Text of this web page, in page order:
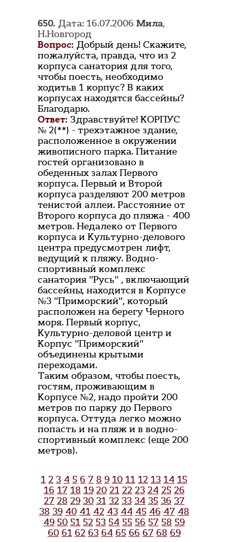
650. Дата: 16.07.2006 Мила,
Н.Новгород
Вопрос: Добрый день! Скажите,
пожалуйста, правда, что из 2
корпуса санатория для того,
чтобы поесть, необходимо
ходитьв 1 корпус? В каких
корпусах находятся бассейны?
Благодарю.
Ответ: Здравствуйте! КОРПУС
№ 2(**) - трехэтажное здание,
расположенное в окружении
живописного парка. Питание
гостей организовано в
обеденных залах Первого
корпуса. Первый и Второй
корпуса разделяют 200 метров
тенистой аллеи. Расстояние от
Второго корпуса до пляжа - 400
метров. Недалеко от Первого
корпуса и Культурно-делового
центра предусмотрен лифт,
ведущий к пляжу. Водно-
спортивный комплекс
санатория "Русь" , включающий
бассейны, находится в Корпусе
№3 "Приморский", который
расположен на берегу Черного
моря. Первый корпус,
Культурно-деловой центр и
Корпус "Приморский"
объединены крытыми
переходами.
Таким образом, чтобы поесть,
гостям, проживающим в
Корпусе №2, надо пройти 200
метров по парку до Первого
корпуса. Оттуда легко можно
попасть и на пляж и в водно-
спортивный комплекс (еще 200
метров).
1 2 3 4 5 6 7 8 9 10 11 12 13 14 15
16 17 18 19 20 21 22 23 24 25 26
27 28 29 30 31 32 33 34 35 36 37
38 39 40 41 42 43 44 45 46 47 48
49 50 51 52 53 54 55 56 57 58 59
60 61 62 63 64 65 66 67 68 69